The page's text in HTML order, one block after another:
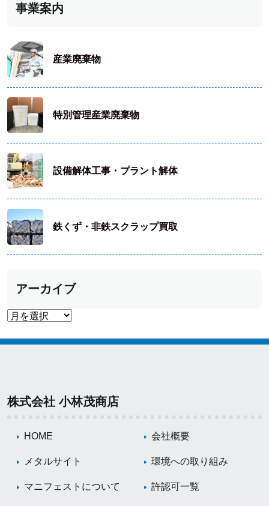
事業案内
産業廃棄物
特別管理産業廃棄物
設備解体工事・プラント解体
鉄くず・非鉄スクラップ買取
アーカイブ
株式会社 小林茂商店
HOME 会社概要
メタルサイト 環境への取り組み
マニフェストについて 許認可一覧